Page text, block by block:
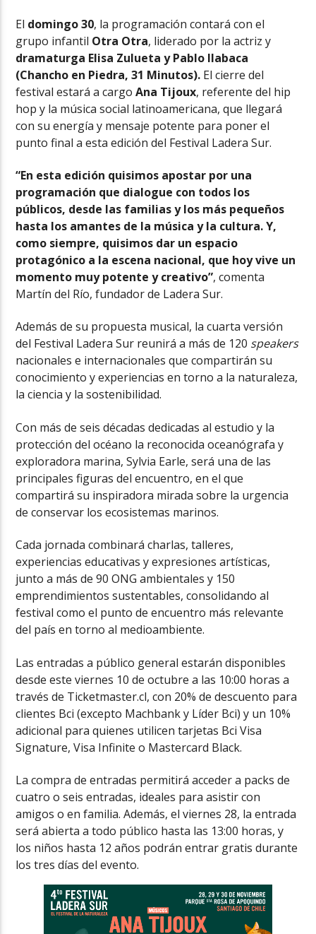
El domingo 30, la programación contará con el
grupo infantil Otra Otra, liderado por la actriz y
dramaturga Elisa Zulueta y Pablo Ilabaca
(Chancho en Piedra, 31 Minutos). El cierre del
festival estará a cargoAna Tijoux, referente del hip
hop y la música social latinoamericana, que llegará
con su energía y mensaje potente para poner el
punto final a esta edición del Festival Ladera Sur.
“En esta edición quisimos apostar por una
programación que dialogue con todos los
públicos, desde las familias y los más pequeños
hasta los amantes de la música y la cultura. Y,
como siempre, quisimos dar un espacio
protagónico a la escena nacional, que hoy vive un
momento muy potente y creativo”, comenta
Martín del Río, fundador de Ladera Sur.
Además de su propuesta musical, la cuarta versión
del Festival Ladera Sur reunirá a más de 120 speakers
nacionales e internacionales que compartirán su
conocimiento y experiencias en torno a la naturaleza,
la ciencia y la sostenibilidad.
Con más de seis décadas dedicadas al estudio y la
protección del océano la reconocida oceanógrafa y
exploradora marina, Sylvia Earle, será una de las
principales figuras del encuentro, en el que
compartirá su inspiradora mirada sobre la urgencia
de conservar los ecosistemas marinos.
Cada jornada combinará charlas, talleres,
experiencias educativas y expresiones artísticas,
junto a más de 90 ONG ambientales y 150
emprendimientos sustentables, consolidando al
festival como el punto de encuentro más relevante
del país en torno al medioambiente.
Las entradas a público general estarán disponibles
desde este viernes 10 de octubre a las 10:00 horas a
través de Ticketmaster.cl, con 20% de descuento para
clientes Bci (excepto Machbank y Líder Bci) y un 10%
adicional para quienes utilicen tarjetas Bci Visa
Signature, Visa Infinite o Mastercard Black.
La compra de entradas permitirá acceder a packs de
cuatro o seis entradas, ideales para asistir con
amigos o en familia. Además, el viernes 28, la entrada
será abierta a todo público hasta las 13:00 horas, y
los niños hasta 12 años podrán entrar gratis durante
los tres días del evento.